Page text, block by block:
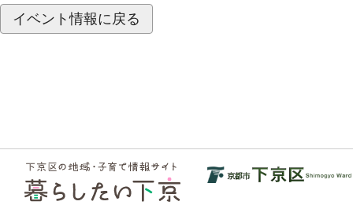
イベント情報に戻る
フッ
ター